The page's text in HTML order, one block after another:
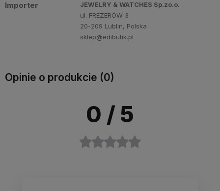
Importer
JEWELRY & WATCHES Sp.zo.o.
ul. FREZERÓW 3
20-209 Lublin, Polska
sklep@edibutik.pl
Opinie o produkcie (0)
0 / 5